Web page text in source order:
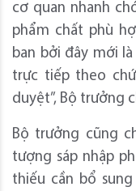
cơ quan nhanh
phẩm chất phù
ban bởi đây mới
trực tiếp theo
duyệt”, Bộ trưởng
Bộ trưởng cũng
tượng sáp nhập
thiếu cần bổ